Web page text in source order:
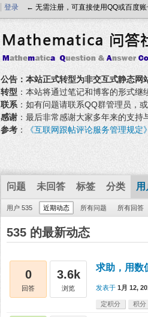
登录 ← 无需注册，可直接使用QQ或百度
公告：本站正式转型为非交互式静态网
转型 ：本站将通过笔记和博客的形式
联系 ：如有问题请联系QQ群管理员，
感谢 ：最后非常感谢大家多年来的支持
参考 ： 《互联网跟帖评论服务管理规定》
问题 未回答 标签 分类 用
用户 535 近期动态 所有问题 所有回答
535 的最新动态
0
回答
3.6k
浏览
求助，用数
发表于 1月 12,
定积分 积分